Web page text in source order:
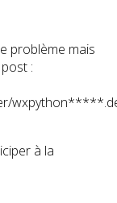
problème mais
:
à la